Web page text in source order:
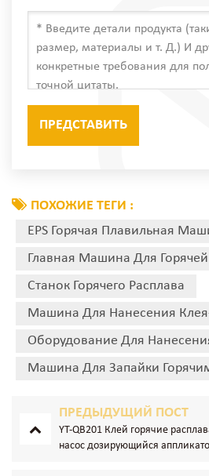
ПОХОЖИЕ ТЕГИ :
EPS Горячая Плавильная
Главная Машина Для Горячей
Станок Горячего Расплава
Машина Для Нанесения
Оборудование Для
Машина Для Запайки
ПРЕДЫДУЩИЙ ПОСТ
YT-QB201 Клей горячие
насос дозирующийся